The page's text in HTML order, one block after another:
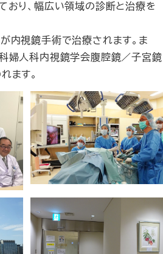
おり、幅広い領域の診断と治療を
内視鏡手術で治療されます。ま
婦人科内視鏡学会腹腔鏡／子宮鏡
ます。